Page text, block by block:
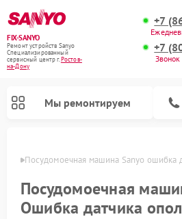
FIX-SANYO
Ремонт устройств Sanyo
Специализированный
cервисный центр г.Ростов-
на-Дону
+7
+7
Мы ремонтируем
Посудомоечная машина Sanyo ошибка
Посудомоечная
Ошибка датчика